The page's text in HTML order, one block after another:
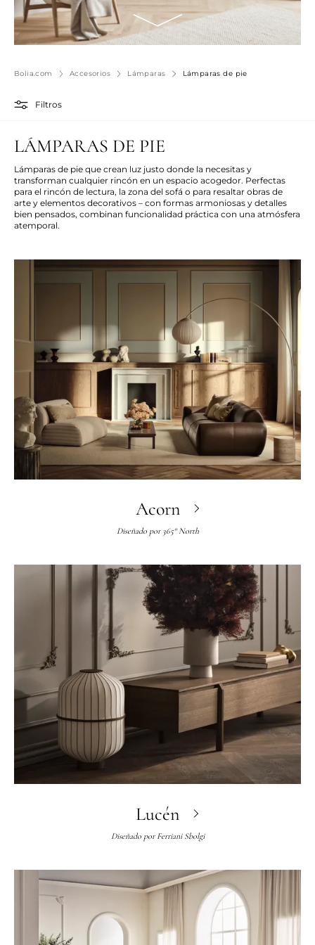
Bolia.com Accesorios Lámparas Lámparas de pie
Filtros
LÁMPARAS DE PIE
Lámparas de pie que crean luz justo donde la necesitas y
transforman cualquier rincón en un espacio acogedor. Perfectas
para el rincón de lectura, la zona del sofá o para resaltar obras de
arte y elementos decorativos – con formas armoniosas y detalles
bien pensados, combinan funcionalidad práctica con una atmósfera
atemporal.
Acorn
Diseñado por 365° North
Lucén
Diseñado por Ferriani Sbolgi